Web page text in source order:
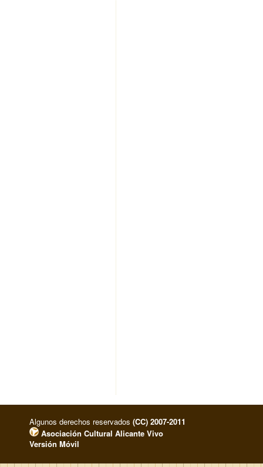
Algunos derechos reservados (CC) 2007-2011
Asociación Cultural Alicante Vivo
Versión Móvil